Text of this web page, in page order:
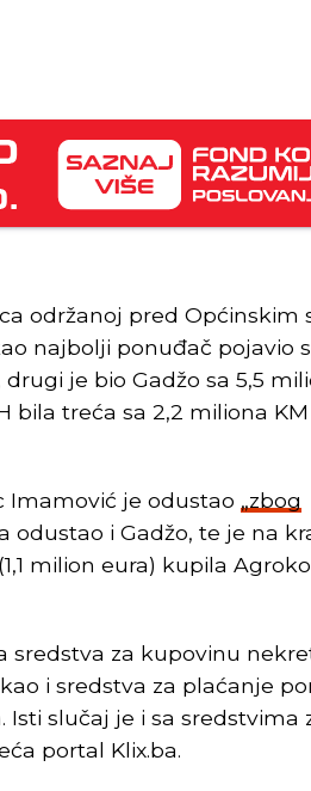
održanoj pred Općinskim
najbolji ponuđač pojavio
je bio Gadžo sa 5,5
treća sa 2,2 miliona KM
Imamović je odustao „zbog
odustao i Gadžo, te je na
milion eura) kupila
sredstva za kupovinu
i sredstva za plaćanje
slučaj je i sa sredstvima
portal Klix.ba.